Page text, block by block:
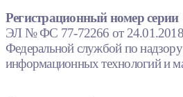
Регистрационный номер серии
ЭЛ № ФС 77-72266 от 24.01.2018.
Федеральной службой по надзору
информационных технологий и